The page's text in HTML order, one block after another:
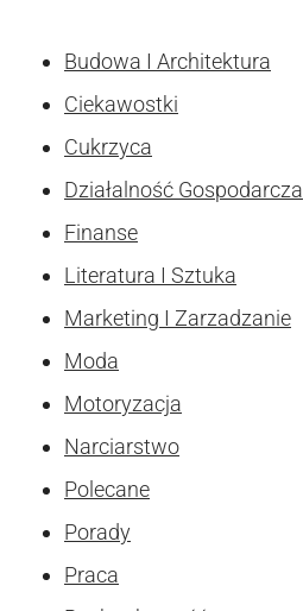
Budowa I Architektura
Ciekawostki
Cukrzyca
Działalność Gospodarcza
Finanse
Literatura I Sztuka
Marketing I Zarzadzanie
Moda
Motoryzacja
Narciarstwo
Polecane
Porady
Praca